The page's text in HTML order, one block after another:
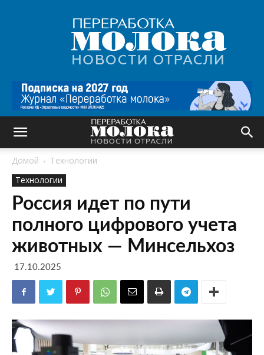
Переработка
молока
|
Новости
Домой
Технологии
Технологии
Россия идет по пути
полного цифрового учета
животных — Минсельхоз
17.10.2025